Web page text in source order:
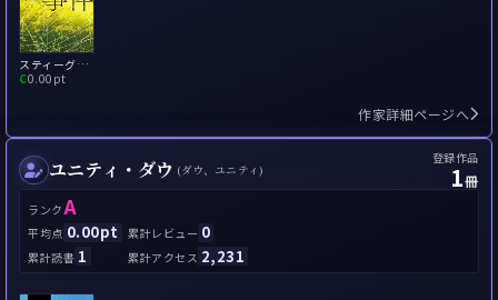
スティーグ・ラーソン最後の事件
C0.00pt
作家詳細ページへ
ユニティ・ダウ (ダウ、ユニティ)
登録作品
1冊
ランクA
平均点 0.00pt 累計レビュー 0
累計読書 1 累計アクセス 2,231